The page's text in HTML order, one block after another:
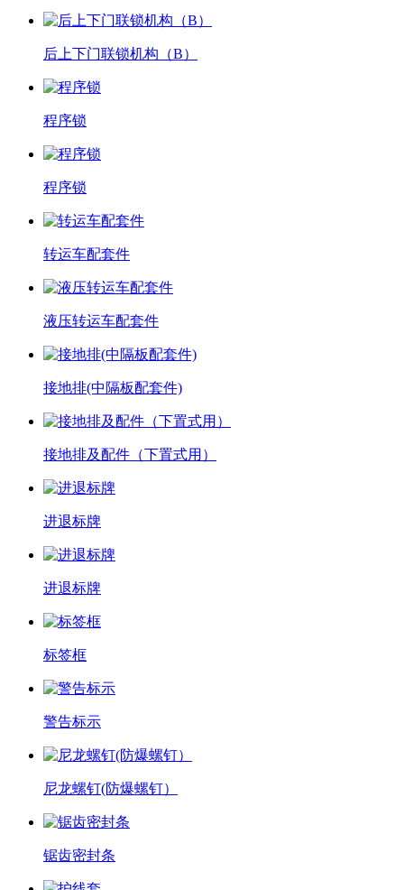
后上下门联锁机构（B）
程序锁
程序锁
转运车配套件
液压转运车配套件
接地排(中隔板配套件)
接地排及配件（下置式用）
进退标牌
进退标牌
标签框
警告标示
尼龙螺钉(防爆螺钉）
锯齿密封条